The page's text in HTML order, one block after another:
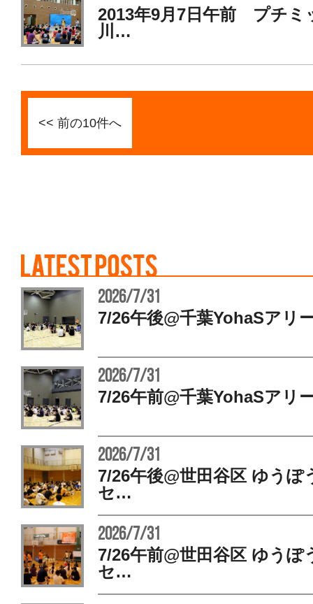
2013年9月7日午前 プチミ
川…
<< 前の10件へ
2026/7/31
7/26午後@千葉YohaSア
2026/7/31
7/26午前@千葉YohaSア
2026/7/31
7/26午後@世田谷区 ゆうぽ
セ…
2026/7/31
7/26午前@世田谷区 ゆうぽ
セ…